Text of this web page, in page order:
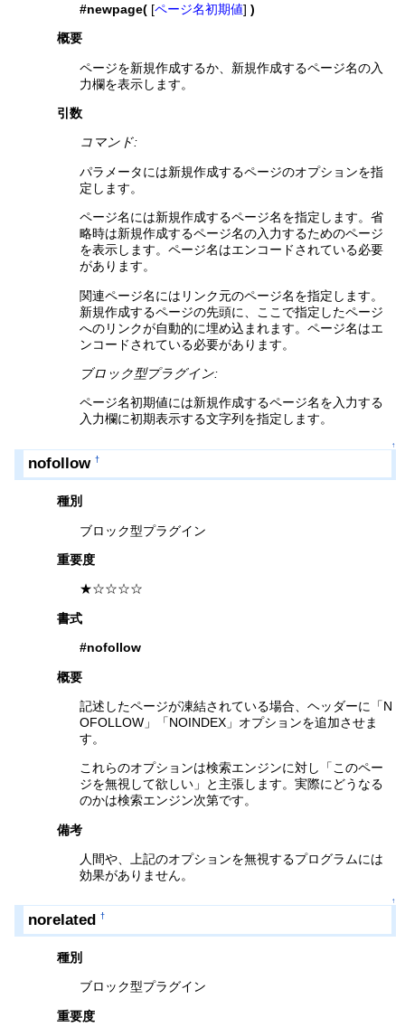
#newpage( [ページ名初期値])
概要
ページを新規作成するか、新規作成するページ名の入
力欄を表示します。
引数
コマンド:
パラメータには新規作成するページのオプションを指
定します。
ページ名には新規作成するページ名を指定します。省
略時は新規作成するページ名の入力するためのページ
を表示します。ページ名はエンコードされている必要
があります。
関連ページ名にはリンク元のページ名を指定します。
新規作成するページの先頭に、ここで指定したページ
へのリンクが自動的に埋め込まれます。ページ名はエ
ンコードされている必要があります。
ブロック型プラグイン:
ページ名初期値には新規作成するページ名を入力する
入力欄に初期表示する文字列を指定します。
↑
nofollow†
種別
ブロック型プラグイン
重要度
★☆☆☆☆
書式
#nofollow
概要
記述したページが凍結されている場合、ヘッダーに「N
OFOLLOW」「NOINDEX」オプションを追加させま
す。
これらのオプションは検索エンジンに対し「このペー
ジを無視して欲しい」と主張します。実際にどうなる
のかは検索エンジン次第です。
備考
人間や、上記のオプションを無視するプログラムには
効果がありません。
↑
norelated†
種別
ブロック型プラグイン
重要度